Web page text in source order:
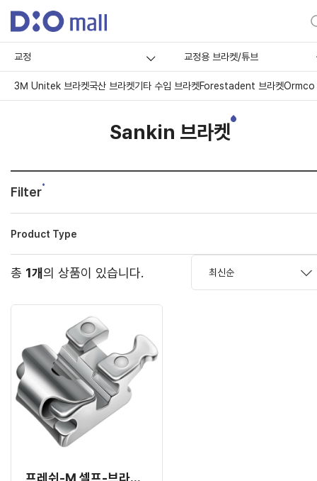
교정 교정용 브라켓/튜브
3M Unitek 브라켓국산 브라켓기타 수입 브라켓Forestadent 브라켓Ormco
Sankin 브라켓
Filter
Product Type
총 1개의 상품이 있습니다.
프레쉬-M 셀프-브라켓 하이 토크 MBT 022